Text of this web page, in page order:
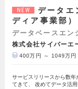
NEW
データ
ディア事業部）
データベースエン
株式会社サイバーエ
400万円 ～ 1049万円
サービスリリースから数
てきて、 改めてデータ活